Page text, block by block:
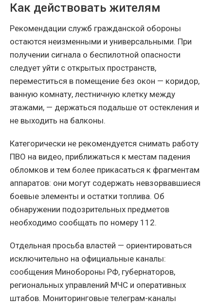
Как действовать жителям
Рекомендации служб гражданской обороны
остаются неизменными и универсальными. При
получении сигнала о беспилотной опасности
следует уйти с открытых пространств,
переместиться в помещение без окон — коридор,
ванную комнату, лестничную клетку между
этажами, — держаться подальше от остекления и
не выходить на балконы.
Категорически не рекомендуется снимать работу
ПВО на видео, приближаться к местам падения
обломков и тем более прикасаться к фрагментам
аппаратов: они могут содержать невзорвавшиеся
боевые элементы и остатки топлива. Об
обнаружении подозрительных предметов
необходимо сообщать по номеру 112.
Отдельная просьба властей — ориентироваться
исключительно на официальные каналы:
сообщения Минобороны РФ, губернаторов,
региональных управлений МЧС и оперативных
штабов. Мониторинговые телеграм-каналы